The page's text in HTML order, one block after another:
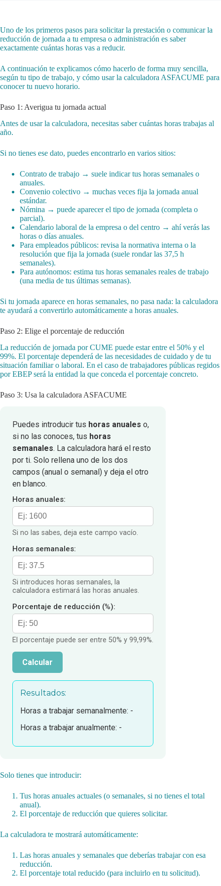
Uno de los primeros pasos para solicitar la prestación o comunicar la
reducción de jornada a tu empresa o administración es saber
exactamente cuántas horas vas a reducir.
A continuación te explicamos cómo hacerlo de forma muy sencilla,
según tu tipo de trabajo, y cómo usar la calculadora ASFACUME para
conocer tu nuevo horario.
Paso 1: Averigua tu jornada actual
Antes de usar la calculadora, necesitas saber cuántas horas trabajas al
año.
Si no tienes ese dato, puedes encontrarlo en varios sitios:
Contrato de trabajo → suele indicar tus horas semanales o
anuales.
Convenio colectivo → muchas veces fija la jornada anual
estándar.
Nómina → puede aparecer el tipo de jornada (completa o
parcial).
Calendario laboral de la empresa o del centro → ahí verás las
horas o días anuales.
Para empleados públicos: revisa la normativa interna o la
resolución que fija la jornada (suele rondar las 37,5 h
semanales).
Para autónomos: estima tus horas semanales reales de trabajo
(una media de tus últimas semanas).
Si tu jornada aparece en horas semanales, no pasa nada: la calculadora
te ayudará a convertirlo automáticamente a horas anuales.
Paso 2: Elige el porcentaje de reducción
La reducción de jornada por CUME puede estar entre el 50% y el
99%. El porcentaje dependerá de las necesidades de cuidado y de tu
situación familiar o laboral. En el caso de trabajadores públicas regidos
por EBEP será la entidad la que conceda el porcentaje concreto.
Paso 3: Usa la calculadora ASFACUME
Puedes introducir tus horas anuales o,
si no las conoces, tus horas
semanales. La calculadora hará el resto
por ti. Solo rellena uno de los dos
campos (anual o semanal) y deja el otro
en blanco.
Horas anuales:
Si no las sabes, deja este campo vacío.
Horas semanales:
Si introduces horas semanales, la
calculadora estimará las horas anuales.
Porcentaje de reducción (%):
El porcentaje puede ser entre 50% y 99,99%.
Calcular
Resultados:
Horas a trabajar semanalmente: -
Horas a trabajar anualmente: -
Solo tienes que introducir:
Tus horas anuales actuales (o semanales, si no tienes el total
anual).
El porcentaje de reducción que quieres solicitar.
La calculadora te mostrará automáticamente:
Las horas anuales y semanales que deberías trabajar con esa
reducción.
El porcentaje total reducido (para incluirlo en tu solicitud).